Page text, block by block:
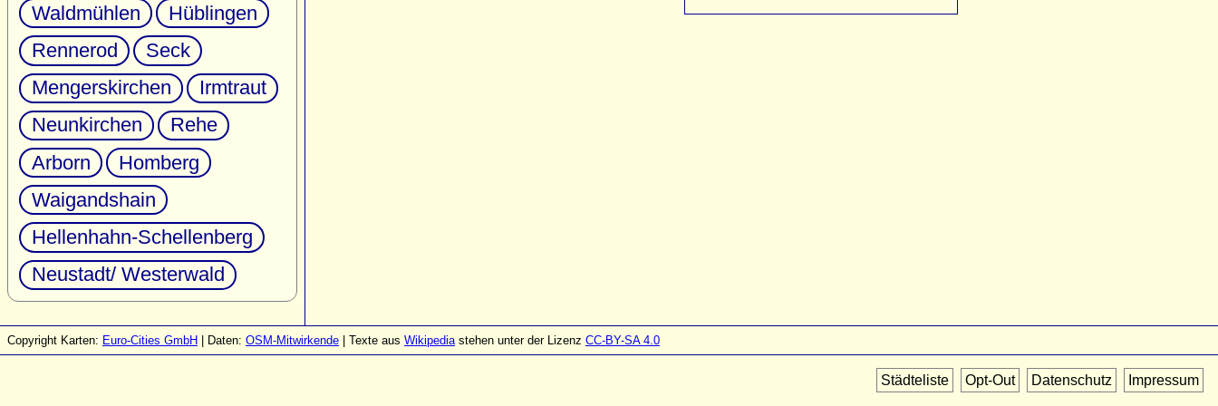
Waldmühlen
Hüblingen
Rennerod
Seck
Mengerskirchen
Irmtraut
Neunkirchen
Rehe
Arborn
Homberg
Waigandshain
Hellenhahn-Schellenberg
Neustadt/ Westerwald
Copyright Karten: Euro-Cities GmbH | Daten: OSM-Mitwirkende | Texte aus Wikipediastehen unter der Lizenz CC-BY-SA 4.0
Städteliste Opt-Out Datenschutz Impressum